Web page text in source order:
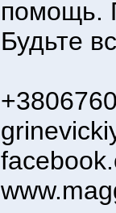
помощь.
Будьте